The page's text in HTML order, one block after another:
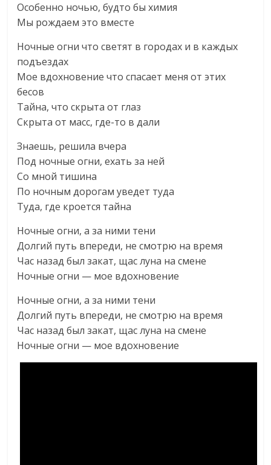
Особенно ночью, будто бы химия
Мы рождаем это вместе
Ночные огни что светят в городах и в каждых
подъездах
Мое вдохновение что спасает меня от этих
бесов
Тайна, что скрыта от глаз
Скрыта от масс, где-то в дали
Знаешь, решила вчера
Под ночные огни, ехать за ней
Со мной тишина
По ночным дорогам уведет туда
Туда, где кроется тайна
Ночные огни, а за ними тени
Долгий путь впереди, не смотрю на время
Час назад был закат, щас луна на смене
Ночные огни — мое вдохновение
Ночные огни, а за ними тени
Долгий путь впереди, не смотрю на время
Час назад был закат, щас луна на смене
Ночные огни — мое вдохновение